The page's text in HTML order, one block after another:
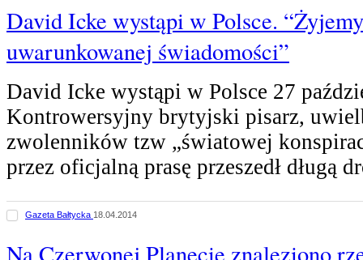
David Icke wystąpi w Polsce.
uwarunkowanej świadomości”
David Icke wystąpi w Polsce 27
Kontrowersyjny brytyjski pisarz,
zwolenników tzw „światowej
przez oficjalną prasę przeszedł długą
Gazeta Bałtycka 18.04.2014
Na Czerwonej Planecie znaleziono